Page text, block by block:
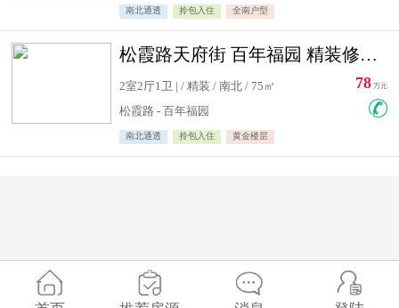
南北通透 拎包入住 全南户型
松霞路天府街 百年福园 精装修住宅急售
2室2厅1卫 | / 精装 / 南北 / 75㎡
松霞路 - 百年福园
南北通透 拎包入住 黄金楼层
78 万元